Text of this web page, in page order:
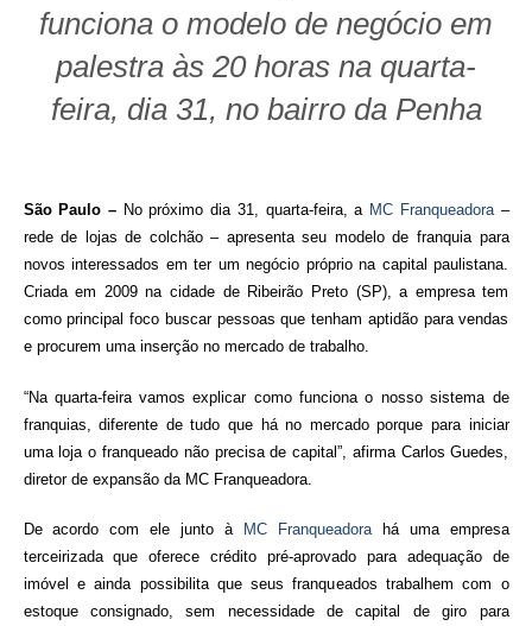
funciona o modelo de negócio em
palestra às 20 horas na quarta-
feira, dia 31, no bairro da Penha
São Paulo –No próximo dia 31, quarta-feira, a MC Franqueadora –
rede de lojas de colchão – apresenta seu modelo de franquia para
novos interessados em ter um negócio próprio na capital paulistana.
Criada em 2009 na cidade de Ribeirão Preto (SP), a empresa tem
como principal foco buscar pessoas que tenham aptidão para vendas
e procurem uma inserção no mercado de trabalho.
“Na quarta-feira vamos explicar como funciona o nosso sistema de
franquias, diferente de tudo que há no mercado porque para iniciar
uma loja o franqueado não precisa de capital”, afirma Carlos Guedes,
diretor de expansão da MC Franqueadora.
De acordo com ele junto à MC Franqueadorahá uma empresa
terceirizada que oferece crédito pré-aprovado para adequação de
imóvel e ainda possibilita que seus franqueados trabalhem com o
estoque consignado, sem necessidade de capital de giro para